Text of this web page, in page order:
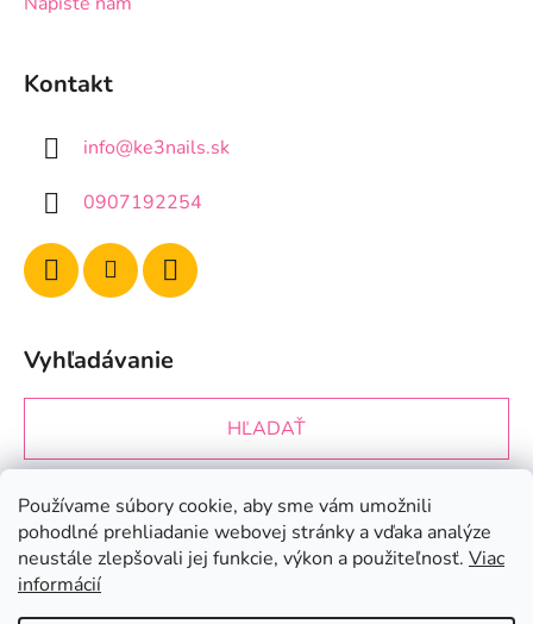
Používame súbory cookie, aby sme vám umožnili
pohodlné prehliadanie webovej stránky a vďaka analýze
neustále zlepšovali jej funkcie, výkon a použiteľnosť. Viac
informácií
Kontakt
info@ke3nails.sk
0907192254
Vyhľadávanie
HĽADAŤ
Prijímame online platby